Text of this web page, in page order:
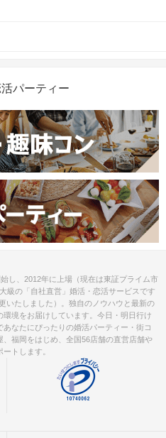
パーティー
し、2012年に上場（現在は東証プライム市
級の「自社直営」婚活・恋活サービスです
いたしました）。独自のノウハウと最新の
境をお届けしています。今日・明日行け
なたにぴったりの婚活パーティー・街コ
福岡をはじめ、全国56店舗の直営店舗や
トします。